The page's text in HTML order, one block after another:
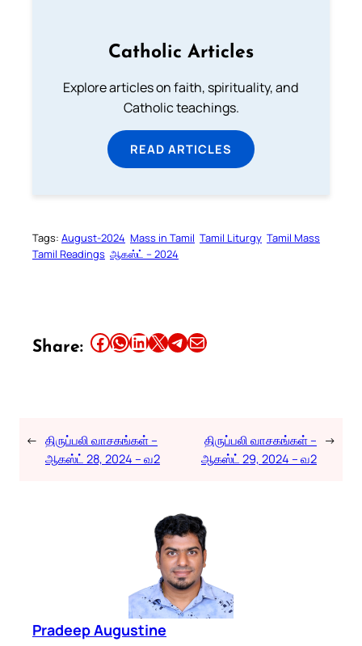
Catholic Articles
Explore articles on faith, spirituality, and
Catholic teachings.
READ ARTICLES
Tags: August-2024 Mass in Tamil Tamil Liturgy Tamil Mass
Tamil Readings ஆகஸ்ட் – 2024
Share: Share this article on Facebook Share this article on WhatsApp Share this article on LinkedIn Share this article on X Share this article on TelegramEmail this Article
← திருப்பலி வாசகங்கள் –
ஆகஸ்ட் 28, 2024 – வ2
திருப்பலி வாசகங்கள் –
ஆகஸ்ட் 29, 2024 – வ2
→
Pradeep Augustine